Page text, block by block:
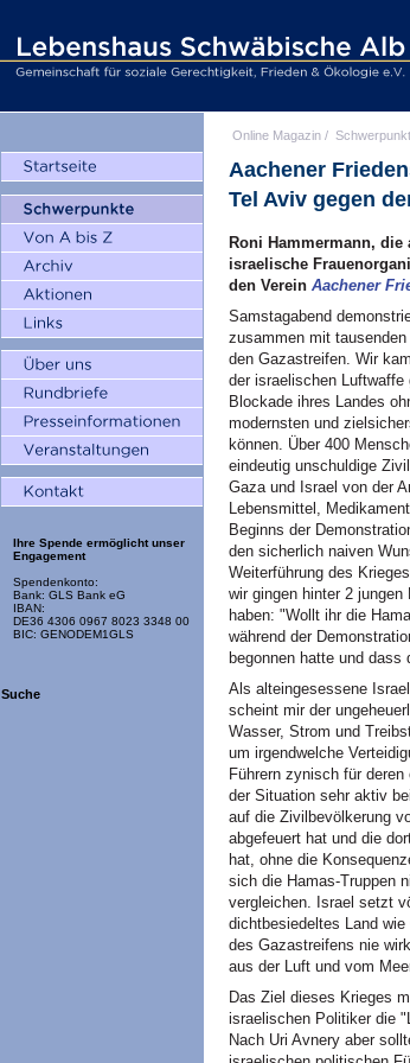
Ihre Spende ermöglicht unser
Engagement
Spendenkonto:
Bank: GLS Bank eG
IBAN:
DE36 4306 0967 8023 3348 00
BIC: GENODEM1GLS
Suche
Online Magazin /
Aachener
Tel Aviv gegen
Roni Hammermann, die
israelische
den Verein Aachener
Samstagabend
zusammen mit
den Gazastreifen. Wir
der israelischen Luftwaffe
Blockade ihres Landes
modernsten und
können. Über 400
eindeutig unschuldige
Gaza und Israel von der
Lebensmittel,
Beginns der
den sicherlich naiven
Weiterführung des
wir gingen hinter 2
haben: "Wollt ihr die
während der
begonnen hatte und dass
Als alteingesessene
scheint mir der
Wasser, Strom und
um irgendwelche
Führern zynisch für
der Situation sehr aktiv
auf die Zivilbevölkerung
abgefeuert hat und die
hat, ohne die
sich die Hamas-Truppen
vergleichen. Israel setzt
dichtbesiedeltes Land
des Gazastreifens nie
aus der Luft und vom
Das Ziel dieses Krieges
israelischen Politiker die
Nach Uri Avnery aber